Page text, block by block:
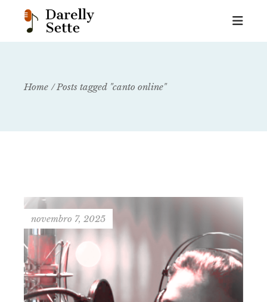
Home Posts tagged "canto online"
novembro 7, 2025